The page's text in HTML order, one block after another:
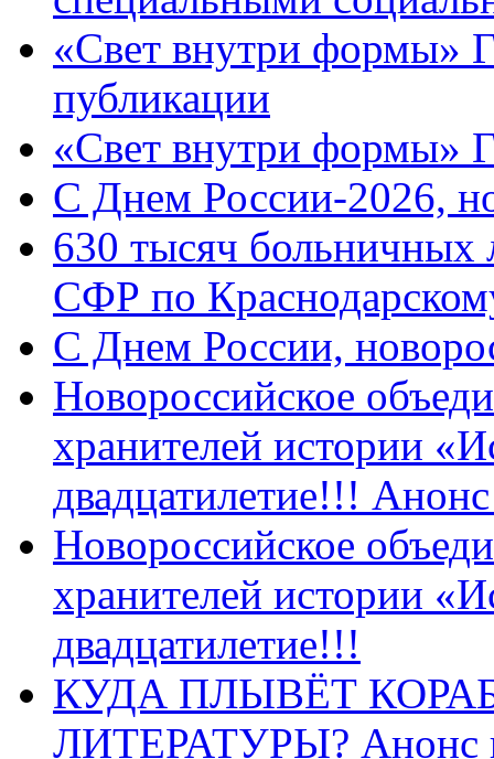
«Свет внутри формы»
публикации
«Свет внутри формы»
C Днем России-2026,
630 тысяч больничных
СФР по
C Днем России,
Новороссийское
хранителей истории
двадцатилетие!!!
Новороссийское
хранителей истории
двадцатилетие!!!
КУДА ПЛЫВЁТ
ЛИТЕРАТУРЫ? Анонс